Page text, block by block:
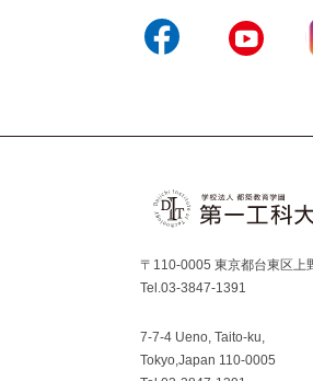
〒110-0005 東京都台東区上
Tel.03-3847-1391
7-7-4 Ueno, Taito-ku,
Tokyo,Japan 110-0005